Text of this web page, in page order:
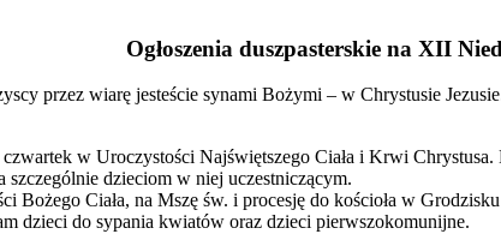
Ogłoszenia duszpasterskie na XII
przez wiarę jesteście synami Bożymi – w Chrystusie
w Uroczystości Najświętszego Ciała i Krwi Chrystusa.
dzieciom w niej uczestniczącym.
Bożego Ciała, na Mszę św. i procesję do kościoła w
dzieci do sypania kwiatów oraz dzieci pierwszokomunijne.